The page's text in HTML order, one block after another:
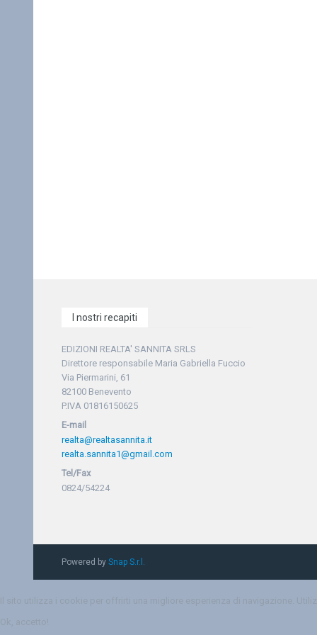
I nostri recapiti
EDIZIONI REALTA' SANNITA SRLS
Direttore responsabile Maria Gabriella Fuccio
Via Piermarini, 61
82100 Benevento
P.IVA 01816150625
E-mail
realta@realtasannita.it
realta.sannita1@gmail.com
Tel/Fax
0824/54224
Powered by Snap S.r.l.